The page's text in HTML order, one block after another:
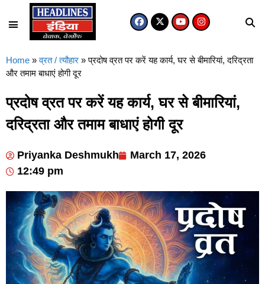
Home » व्रत / त्यौहार »प्रदोष व्रत पर करें यह कार्य, घर से बीमारियां, दरिद्रता
और तमाम बाधाएं होगी दूर
प्रदोष व्रत पर करें यह कार्य, घर से बीमारियां,
दरिद्रता और तमाम बाधाएं होगी दूर
Priyanka Deshmukh
March 17, 2026
12:49 pm